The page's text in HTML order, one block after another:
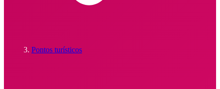
Pontos turísticos